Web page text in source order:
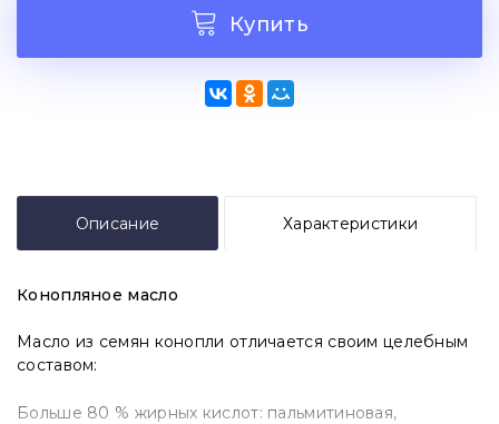
Купить
Описание Характеристики
Конопляное масло
Масло из семян конопли отличается своим целебным
составом:
Больше 80 % жирных кислот: пальмитиновая,